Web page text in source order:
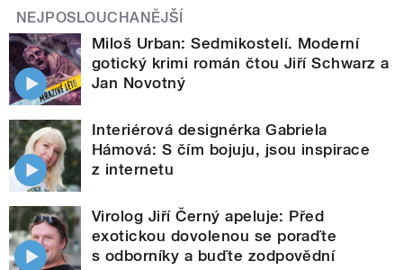
NEJPOSLOUCHANĚJŠÍ
Miloš Urban: Sedmikostelí. Moderní
gotický krimi román čtou Jiří Schwarz a
Jan Novotný
Interiérová designérka Gabriela
Hámová: S čím bojuju, jsou inspirace
z internetu
Virolog Jiří Černý apeluje: Před
exotickou dovolenou se poraďte
s odborníky a buďte zodpovědní